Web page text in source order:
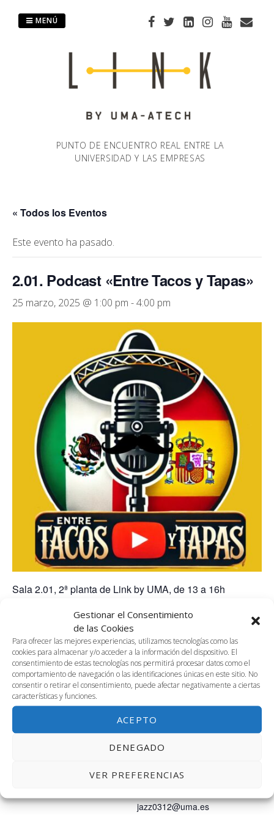
Gestionar el Consentimiento
de las Cookies
Para ofrecer las mejores experiencias, utilizamos tecnologías como las
cookies para almacenar y/o acceder a la información del dispositivo. El
consentimiento de estas tecnologías nos permitirá procesar datos como el
comportamiento de navegación o las identificaciones únicas en este sitio. No
consentir o retirar el consentimiento, puede afectar negativamente a ciertas
características y funciones.
ACEPTO
DENEGADO
VER PREFERENCIAS
PUNTO DE ENCUENTRO REAL ENTRE LA
UNIVERSIDAD Y LAS EMPRESAS
MENÚ
« Todos los Eventos
Este evento ha pasado.
2.01. Podcast «Entre Tacos y Tapas»
25 marzo, 2025 @ 1:00 pm -4:00 pm
Sala 2.01, 2ª planta de Link by UMA, de 13 a 16h
Grabación del podcast «Entre Tacos y Tapas»
AÑADIR AL CALENDARIO
Fecha:
ORGANIZADOR
Nadxielii Jazmin Camacho
Guadalupe
656631535
jazz0312@uma.es